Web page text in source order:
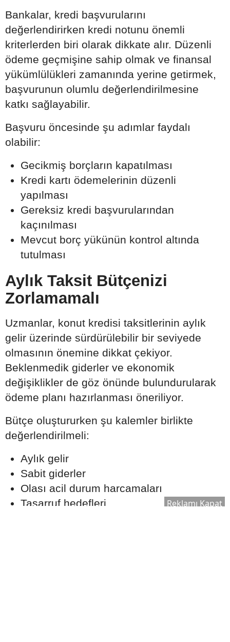
Bankalar, kredi başvurularını
değerlendirirken kredi notunu önemli
kriterlerden biri olarak dikkate alır. Düzenli
ödeme geçmişine sahip olmak ve finansal
yükümlülükleri zamanında yerine getirmek,
başvurunun olumlu değerlendirilmesine
katkı sağlayabilir.
Başvuru öncesinde şu adımlar faydalı
olabilir:
Gecikmiş borçların kapatılması
Kredi kartı ödemelerinin düzenli
yapılması
Gereksiz kredi başvurularından
kaçınılması
Mevcut borç yükünün kontrol altında
tutulması
Aylık Taksit Bütçenizi
Zorlamamalı
Uzmanlar, konut kredisi taksitlerinin aylık
gelir üzerinde sürdürülebilir bir seviyede
olmasının önemine dikkat çekiyor.
Beklenmedik giderler ve ekonomik
değişiklikler de göz önünde bulundurularak
ödeme planı hazırlanması öneriliyor.
Bütçe oluştururken şu kalemler birlikte
değerlendirilmeli:
Aylık gelir
Sabit giderler
Olası acil durum harcamaları
Tasarruf hedefleri
Reklamı Kapat